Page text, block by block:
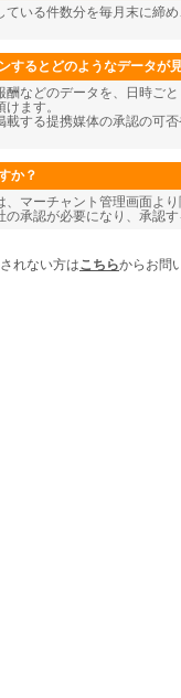
いる件数分を毎月末に締
するとどのようなデータが
酬などのデータを、日時ご
ます。
載する提携媒体の承認の可
か？
、マーチャント管理画面よ
の承認が必要になり、承認
れない方はこちらからお問